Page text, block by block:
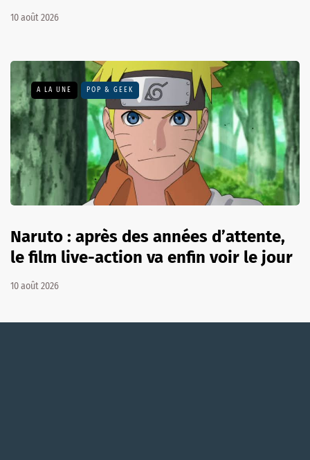
10 août 2026
A LA UNE POP & GEEK
Naruto : après des années d’attente,
le film live-action va enfin voir le jour
10 août 2026